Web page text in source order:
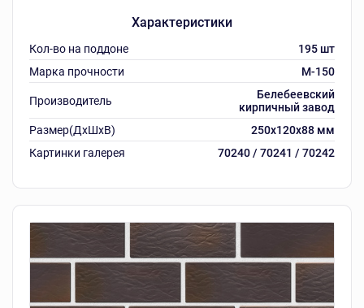
Характеристики
Кол-во на поддоне
195 шт
Марка прочности
M-150
Производитель
Белебеевский
кирпичный завод
Размер(ДхШхВ)
250х120х88 мм
Картинки галерея
70240 / 70241 / 70242